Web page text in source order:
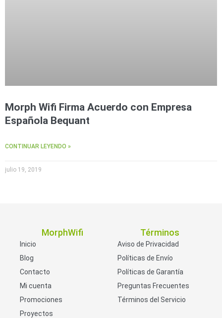
Morph Wifi Firma Acuerdo con Empresa
Española Bequant
CONTINUAR LEYENDO »
julio 19, 2019
MorphWifi
Inicio
Blog
Contacto
Mi cuenta
Promociones
Proyectos
Términos
Aviso de Privacidad
Políticas de Envío
Políticas de Garantía
Preguntas Frecuentes
Términos del Servicio